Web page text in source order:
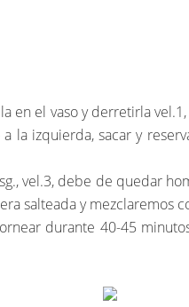
en el vaso y derretirla
la izquierda, sacar y
vel.3, debe de quedar
salteada y mezclaremos
durante 40-45